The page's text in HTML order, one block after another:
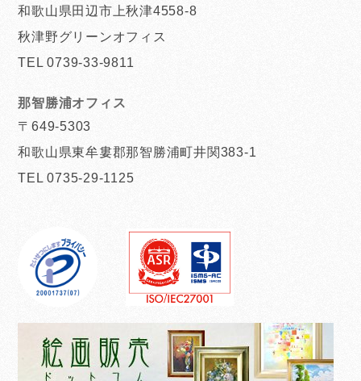
和歌山県田辺市上秋津4558-8
秋津野グリーンオフィス
TEL 0739-33-9811
那智勝浦オフィス
〒649-5303
和歌山県東牟婁郡那智勝浦町井関383-1
TEL 0735-29-1125